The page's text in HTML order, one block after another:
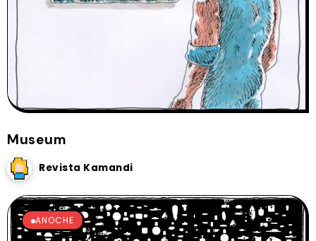
Museum
Revista Kamandi
ANOCHE